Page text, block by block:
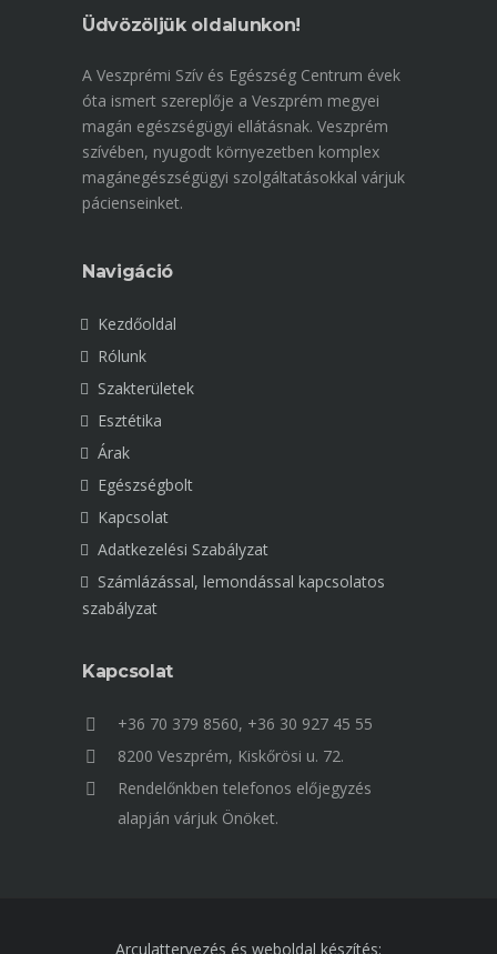
Üdvözöljük oldalunkon!
A Veszprémi Szív és Egészség Centrum évek
óta ismert szereplője a Veszprém megyei
magán egészségügyi ellátásnak. Veszprém
szívében, nyugodt környezetben komplex
magánegészségügyi szolgáltatásokkal várjuk
pácienseinket.
Navigáció
Kezdőoldal
Rólunk
Szakterületek
Esztétika
Árak
Egészségbolt
Kapcsolat
Adatkezelési Szabályzat
Számlázással, lemondással kapcsolatos
szabályzat
Kapcsolat
+36 70 379 8560, +36 30 927 45 55
8200 Veszprém, Kiskőrösi u. 72.
Rendelőnkben telefonos előjegyzés
alapján várjuk Önöket.
Arculattervezés és weboldal készítés: